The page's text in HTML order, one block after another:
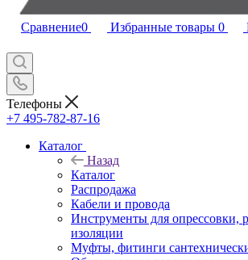
Сравнение0 Избранные товары 0
Телефоны
+7 495-782-87-16
Каталог
Назад
Каталог
Распродажа
Кабели и провода
Инструменты для опрессовки,
изоляции
Муфты, фитинги